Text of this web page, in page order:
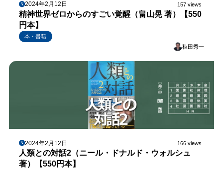
2024年2月12日 157 views
精神世界ゼロからのすごい覚醒（畠山晃 著）【550
円本】
本・書籍
秋田秀一
2024年2月12日 166 views
人類との対話2（ニール・ドナルド・ウォルシュ
著）【550円本】